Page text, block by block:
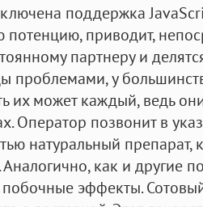
поддержка
потенцию, приводит,
партнеру и
проблемами, у
их может каждый, ведь
Оператор позвонит в
натуральный препарат,
как и другие
эффекты.